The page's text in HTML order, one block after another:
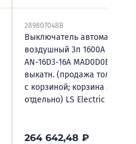
289807048B
Выключатель
воздушный 3п 1600А 65кА
AN-16D3-16A MAD0D0BX
выкатн. (продажа только в
с корзиной; корзина
отдельно) LS Electric
264 642,48 ₽